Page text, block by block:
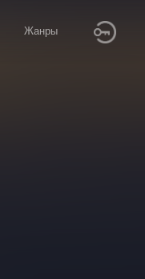
Жанры